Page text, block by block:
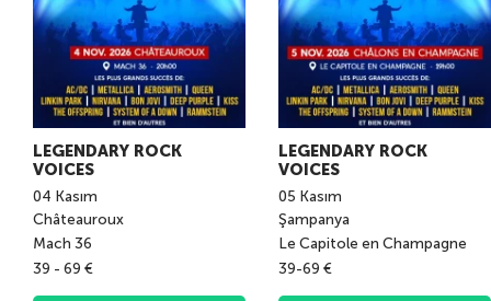
LEGENDARY ROCK
VOICES
04 Kasım
Châteauroux
Mach 36
39 - 69 €
LEGENDARY ROCK
VOICES
05 Kasım
Şampanya
Le Capitole en Champagne
39-69 €